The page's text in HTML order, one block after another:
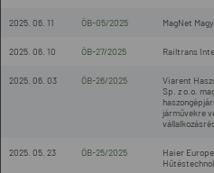
2025. 06. 11 ÖB-05/2025 MagNet
2025. 06. 10 ÖB-27/2025 Railtrans
2025. 06. 03 ÖB-26/2025
Viarent
Sp. z o.o.
járművekre
2025. 05. 23 ÖB-25/2025
Haier